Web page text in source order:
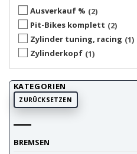
Ausverkauf %
2
Pit-Bikes komplett
2
Zylinder tuning, racing 1
Zylinderkopf 1
KATEGORIEN
ZURÜCKSETZEN
BREMSEN